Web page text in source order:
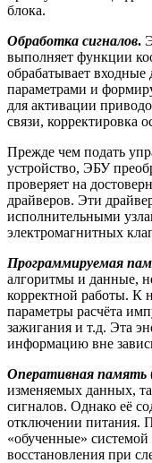
блока.
Обработка сигналов.
выполняет функции
обрабатывает
параметрами и
для активации
связи, корректировка
Прежде чем подать
устройство, ЭБУ
проверяет на
драйверов. Эти
исполнительными
электромагнитных
Программируемая
алгоритмы и данные,
корректной работы. К
параметры расчёта
зажигания и т.д. Эта
информацию вне
Оперативная память
изменяемых данных,
сигналов. Однако её
отключении питания.
«обученные»
восстановления при